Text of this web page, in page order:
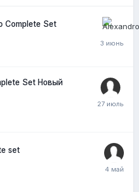
Complete Set
Set Новый
set